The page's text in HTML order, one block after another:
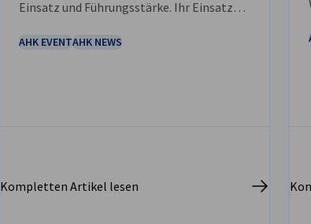
Einsatz und Führungsstärke. Ihr Einsatz
Zusammenarbeit gefördert und einen
AHK EVENTAHK NEWS
Kompletten Artikel lesen